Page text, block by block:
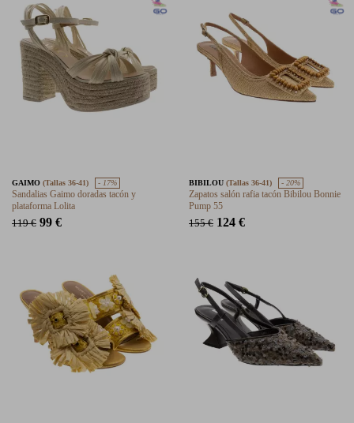
GAIMO (Tallas 36-41) - 17%
Sandalias Gaimo doradas tacón y
plataforma Lolita
119 € 99 €
BIBILOU (Tallas 36-41) - 20%
Zapatos salón rafia tacón Bibilou Bonnie
Pump 55
155 € 124 €